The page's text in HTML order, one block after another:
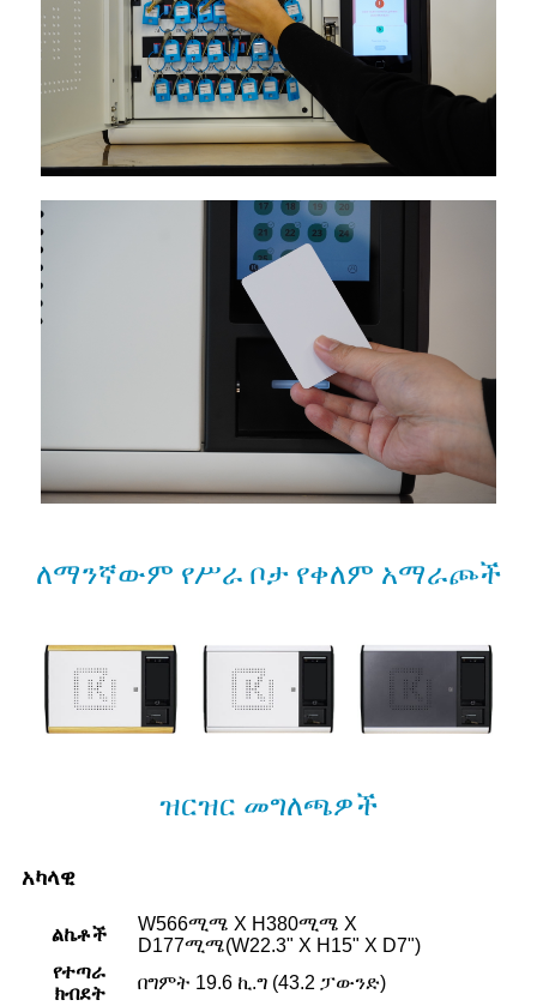
ለማንኛውም የሥራ ቦታ የቀለም አማራጮች
ዝርዝር መግለጫዎች
አካላዊ
ልኬቶች
W566ሚሜ X H380ሚሜ X
D177ሚሜ(W22.3" X H15" X D7")
የተጣራ
ክብደት
በግምት 19.6 ኪ.ግ (43.2 ፓውንድ)